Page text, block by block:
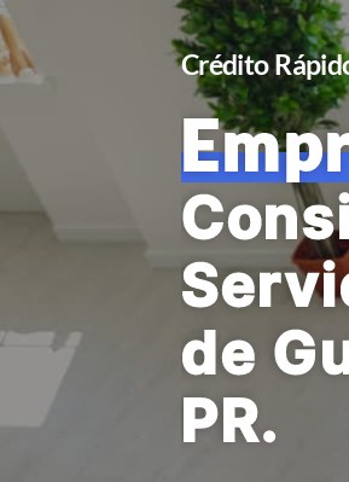
Crédito
de
PR.